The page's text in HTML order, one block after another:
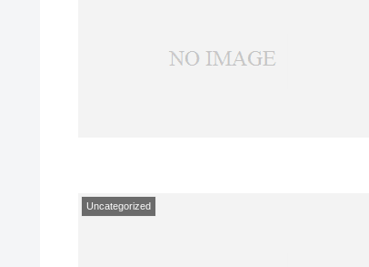
Uncategorized